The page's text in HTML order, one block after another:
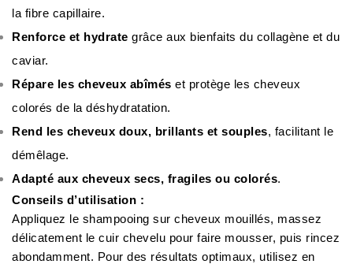
la fibre capillaire.
Renforce et hydrate grâce aux bienfaits du collagène et du
caviar.
Répare les cheveux abîmés et protège les cheveux
colorés de la déshydratation.
Rend les cheveux doux, brillants et souples, facilitant le
démêlage.
Adapté aux cheveux secs, fragiles ou colorés.
Conseils d’utilisation :
Appliquez le shampooing sur cheveux mouillés, massez
délicatement le cuir chevelu pour faire mousser, puis rincez
abondamment. Pour des résultats optimaux, utilisez en